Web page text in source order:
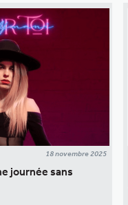
18 novembre 2025
journée sans